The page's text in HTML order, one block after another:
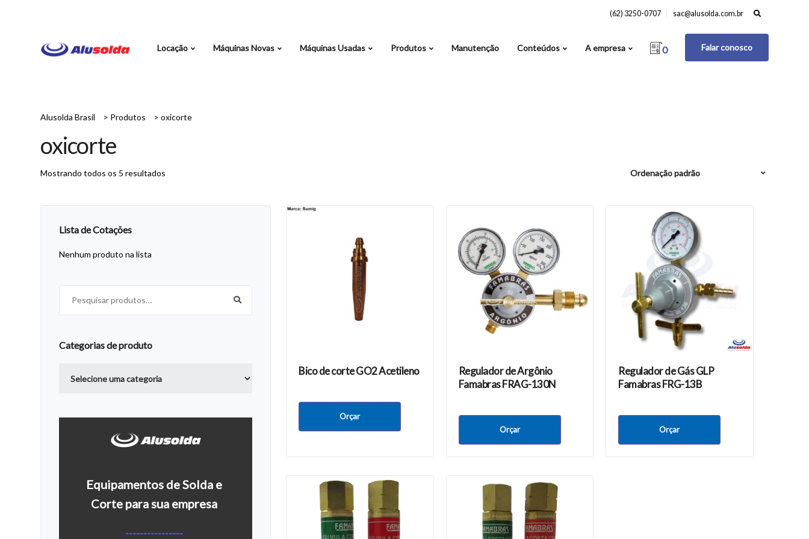
Search
(62) 3250-0707 sac@alusolda.com.br
Locação Máquinas Novas Máquinas Usadas Produtos Manutenção Conteúdos A empresa Falar conosco
0
Alusolda Brasil > Produtos > oxicorte
oxicorte
Mostrando todos os 5 resultados
Lista de Cotações
Nenhum produto na lista
Categorias de produto
Equipamentos de Solda e
Corte para sua empresa
----------------
Bico de corte GO2 Acetileno
Orçar
Regulador de Argônio
Famabras FRAG-130N
Orçar
Regulador de Gás GLP
Famabras FRG-13B
Orçar